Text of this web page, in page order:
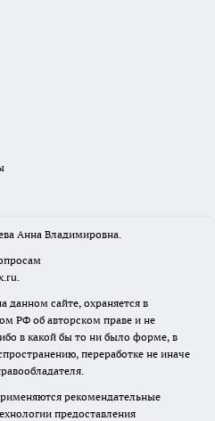
Анна Владимировна.
данном сайте, охраняется в
РФ об авторском праве и не
в какой бы то ни было форме, в
переработке не иначе
рекомендательные
предоставления